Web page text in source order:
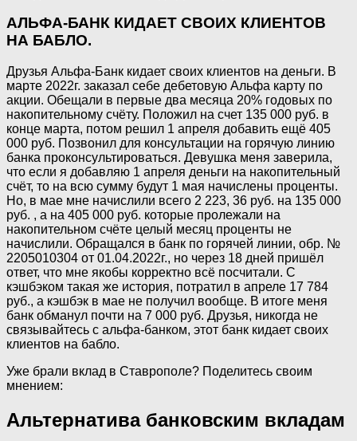
АЛЬФА-БАНК КИДАЕТ СВОИХ КЛИЕНТОВ
НА БАБЛО.
Друзья Альфа-Банк кидает своих клиентов на деньги. В
марте 2022г. заказал себе дебетовую Альфа карту по
акции. Обещали в первые два месяца 20% годовых по
накопительному счёту. Положил на счет 135 000 руб. в
конце марта, потом решил 1 апреля добавить ещё 405
000 руб. Позвонил для консультации на горячую линию
банка проконсультироваться. Девушка меня заверила,
что если я добавляю 1 апреля деньги на накопительный
счёт, то на всю сумму будут 1 мая начислены проценты.
Но, в мае мне начислили всего 2 223, 36 руб. на 135 000
руб. , а на 405 000 руб. которые пролежали на
накопительном счёте целый месяц проценты не
начислили. Обращался в банк по горячей линии, обр. №
2205010304 от 01.04.2022г., но через 18 дней пришёл
ответ, что мне якобы корректно всё посчитали. С
кэшбэком такая же история, потратил в апреле 17 784
руб., а кэшбэк в мае не получил вообще. В итоге меня
банк обманул почти на 7 000 руб. Друзья, никогда не
связывайтесь с альфа-банком, этот банк кидает своих
клиентов на бабло.
Уже брали вклад в Ставрополе? Поделитесь своим
мнением:
Альтернатива банковским вкладам